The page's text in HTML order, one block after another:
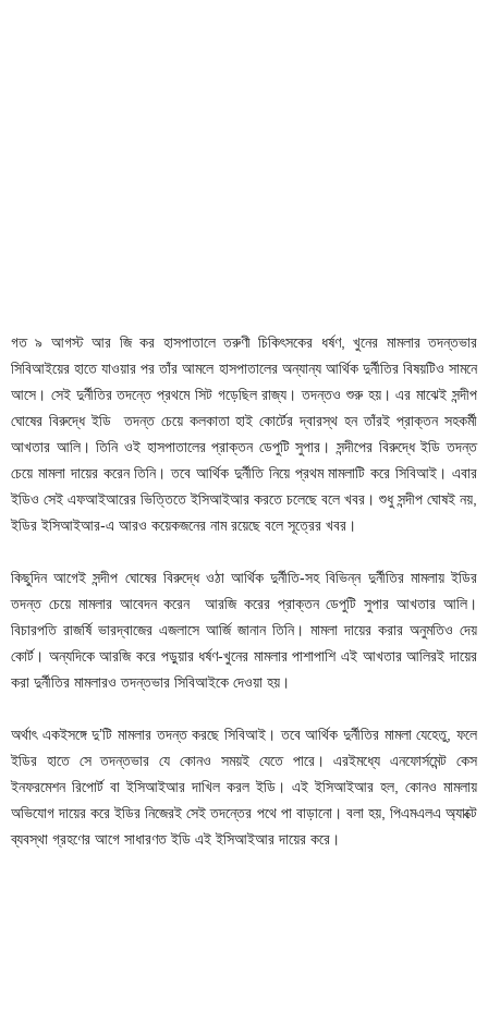
গত ৯ আগস্ট আর জি কর হাসপাতালে তরুণী চিকিৎসকের ধর্ষণ, খুনের মামলার তদন্তভার
সিবিআইয়ের হাতে যাওয়ার পর তাঁর আমলে হাসপাতালের অন্যান্য আর্থিক দুর্নীতির বিষয়টিও সামনে
আসে। সেই দুর্নীতির তদন্তে প্রথমে সিট গড়েছিল রাজ্য। তদন্তও শুরু হয়। এর মাঝেই সন্দীপ
ঘোষের বিরুদ্ধে ইডি তদন্ত চেয়ে কলকাতা হাই কোর্টের দ্বারস্থ হন তাঁরই প্রাক্তন সহকর্মী
আখতার আলি। তিনি ওই হাসপাতালের প্রাক্তন ডেপুটি সুপার। সন্দীপের বিরুদ্ধে ইডি তদন্ত
চেয়ে মামলা দায়ের করেন তিনি। তবে আর্থিক দুর্নীতি নিয়ে প্রথম মামলাটি করে সিবিআই। এবার
ইডিও সেই এফআইআরের ভিত্তিতে ইসিআইআর করতে চলেছে বলে খবর। শুধু সন্দীপ ঘোষই নয়,
ইডির ইসিআইআর-এ আরও কয়েকজনের নাম রয়েছে বলে সূত্রের খবর।
কিছুদিন আগেই সন্দীপ ঘোষের বিরুদ্ধে ওঠা আর্থিক দুর্নীতি-সহ বিভিন্ন দুর্নীতির মামলায় ইডির
তদন্ত চেয়ে মামলার আবেদন করেন আরজি করের প্রাক্তন ডেপুটি সুপার আখতার আলি।
বিচারপতি রাজর্ষি ভারদ্বাজের এজলাসে আর্জি জানান তিনি। মামলা দায়ের করার অনুমতিও দেয়
কোর্ট। অন্যদিকে আরজি করে পড়ুয়ার ধর্ষণ-খুনের মামলার পাশাপাশি এই আখতার আলিরই দায়ের
করা দুর্নীতির মামলারও তদন্তভার সিবিআইকে দেওয়া হয়।
অর্থাৎ একইসঙ্গে দু’টি মামলার তদন্ত করছে সিবিআই। তবে আর্থিক দুর্নীতির মামলা যেহেতু, ফলে
ইডির হাতে সে তদন্তভার যে কোনও সময়ই যেতে পারে। এরইমধ্যে এনফোর্সমেন্ট কেস
ইনফরমেশন রিপোর্ট বা ইসিআইআর দাখিল করল ইডি। এই ইসিআইআর হল, কোনও মামলায়
অভিযোগ দায়ের করে ইডির নিজেরই সেই তদন্তের পথে পা বাড়ানো। বলা হয়, পিএমএলএ অ্যাক্টে
ব্যবস্থা গ্রহণের আগে সাধারণত ইডি এই ইসিআইআর দায়ের করে।